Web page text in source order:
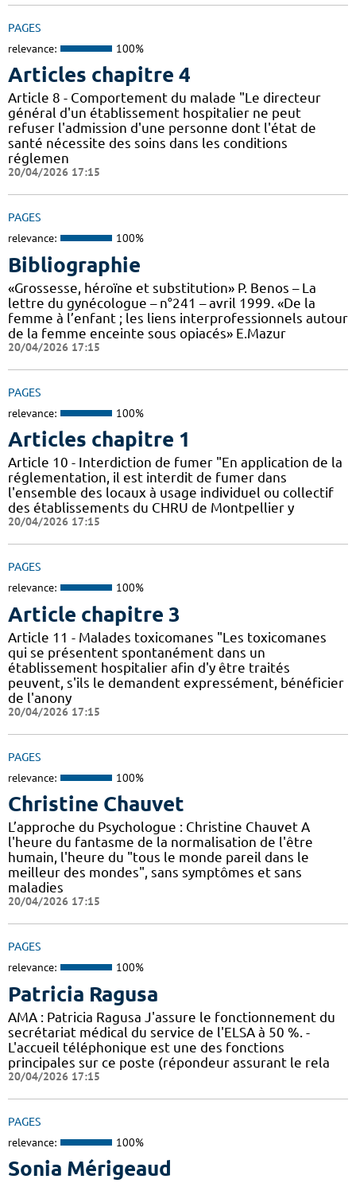
PAGES
relevance: 100%
Articles chapitre 4
Article 8 - Comportement du malade "Le directeur
général d'un établissement hospitalier ne peut
refuser l'admission d'une personne dont l'état de
santé nécessite des soins dans les conditions
réglemen
20/04/2026 17:15
PAGES
relevance: 100%
Bibliographie
«Grossesse, héroïne et substitution» P. Benos – La
lettre du gynécologue – n°241 – avril 1999. «De la
femme à l’enfant ; les liens interprofessionnels autour
de la femme enceinte sous opiacés» E.Mazur
20/04/2026 17:15
PAGES
relevance: 100%
Articles chapitre 1
Article 10 - Interdiction de fumer "En application de la
réglementation, il est interdit de fumer dans
l'ensemble des locaux à usage individuel ou collectif
des établissements du CHRU de Montpellier y
20/04/2026 17:15
PAGES
relevance: 100%
Article chapitre 3
Article 11 - Malades toxicomanes "Les toxicomanes
qui se présentent spontanément dans un
établissement hospitalier afin d'y être traités
peuvent, s'ils le demandent expressément, bénéficier
de l'anony
20/04/2026 17:15
PAGES
relevance: 100%
Christine Chauvet
L’approche du Psychologue : Christine Chauvet A
l'heure du fantasme de la normalisation de l'être
humain, l'heure du "tous le monde pareil dans le
meilleur des mondes", sans symptômes et sans
maladies
20/04/2026 17:15
PAGES
relevance: 100%
Patricia Ragusa
AMA : Patricia Ragusa J'assure le fonctionnement du
secrétariat médical du service de l'ELSA à 50 %. -
L'accueil téléphonique est une des fonctions
principales sur ce poste (répondeur assurant le rela
20/04/2026 17:15
PAGES
relevance: 100%
Sonia Mérigeaud